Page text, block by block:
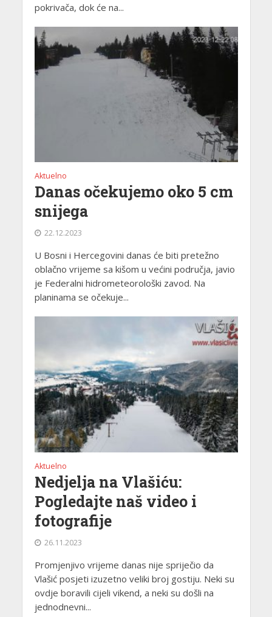
pokrivača, dok će na...
Aktuelno
Danas očekujemo oko 5 cm
snijega
22.12.2023
U Bosni i Hercegovini danas će biti pretežno
oblačno vrijeme sa kišom u većini područja, javio
je Federalni hidrometeorološki zavod. Na
planinama se očekuje...
Aktuelno
Nedjelja na Vlašiću:
Pogledajte naš video i
fotografije
26.11.2023
Promjenjivo vrijeme danas nije spriječio da
Vlašić posjeti izuzetno veliki broj gostiju. Neki su
ovdje boravili cijeli vikend, a neki su došli na
jednodnevni...